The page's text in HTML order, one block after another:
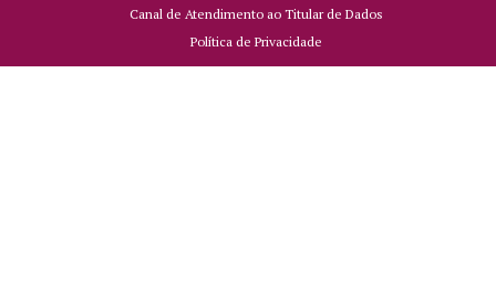
Canal de Atendimento ao Titular de Dados
Política de Privacidade